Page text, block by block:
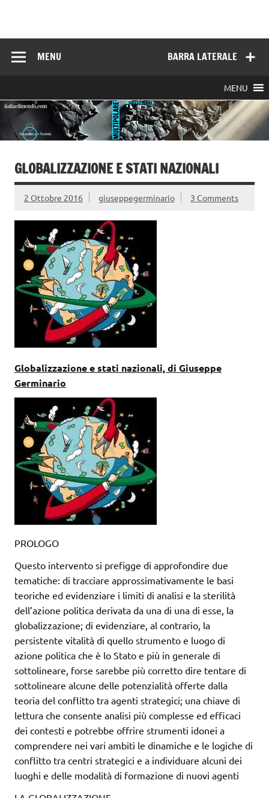
BARRA LATERALE
MENU
MENU
GLOBALIZZAZIONE E STATI NAZIONALI
2 Ottobre 2016 giuseppegerminario 3 Comments
Globalizzazione e stati nazionali, di Giuseppe
Germinario
PROLOGO
Questo intervento si prefigge di approfondire due
tematiche: di tracciare approssimativamente le basi
teoriche ed evidenziare i limiti di analisi e la sterilità
dell’azione politica derivata da una di una di esse, la
globalizzazione; di evidenziare, al contrario, la
persistente vitalità di quello strumento e luogo di
azione politica che è lo Stato e più in generale di
sottolineare, forse sarebbe più corretto dire tentare di
sottolineare alcune delle potenzialità offerte dalla
teoria del conflitto tra agenti strategici; una chiave di
lettura che consente analisi più complesse ed efficaci
dei contesti e potrebbe offrire strumenti idonei a
comprendere nei vari ambiti le dinamiche e le logiche di
conflitto tra centri strategici e a individuare alcuni dei
luoghi e delle modalità di formazione di nuovi agenti